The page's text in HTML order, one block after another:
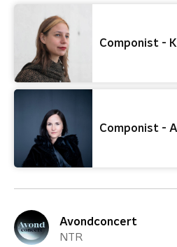
Componist -
Componist -
Avondconcert
NTR